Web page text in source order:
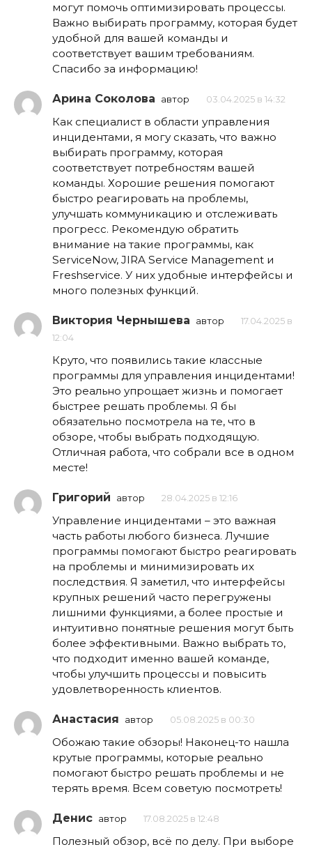
могут помочь оптимизировать процессы.
Важно выбирать программу, которая будет
удобной для вашей команды и
соответствует вашим требованиям.
Спасибо за информацию!
Арина Соколова автор 03.04.2025 в 14:32
Как специалист в области управления
инцидентами, я могу сказать, что важно
выбирать программу, которая
соответствует потребностям вашей
команды. Хорошие решения помогают
быстро реагировать на проблемы,
улучшать коммуникацию и отслеживать
прогресс. Рекомендую обратить
внимание на такие программы, как
ServiceNow, JIRA Service Management и
Freshservice. У них удобные интерфейсы и
много полезных функций.
Виктория Чернышева автор
17.04.2025 в
12:04
Круто, что появились такие классные
программы для управления инцидентами!
Это реально упрощает жизнь и помогает
быстрее решать проблемы. Я бы
обязательно посмотрела на те, что в
обзоре, чтобы выбрать подходящую.
Отличная работа, что собрали все в одном
месте!
Григорий автор 28.04.2025 в 12:16
Управление инцидентами – это важная
часть работы любого бизнеса. Лучшие
программы помогают быстро реагировать
на проблемы и минимизировать их
последствия. Я заметил, что интерфейсы
крупных решений часто перегружены
лишними функциями, а более простые и
интуитивно понятные решения могут быть
более эффективными. Важно выбрать то,
что подходит именно вашей команде,
чтобы улучшить процессы и повысить
удовлетворенность клиентов.
Анастасия автор 05.08.2025 в 00:30
Обожаю такие обзоры! Наконец-то нашла
крутые программы, которые реально
помогают быстро решать проблемы и не
терять время. Всем советую посмотреть!
Денис автор 17.08.2025 в 12:48
Полезный обзор, всё по делу. При выборе